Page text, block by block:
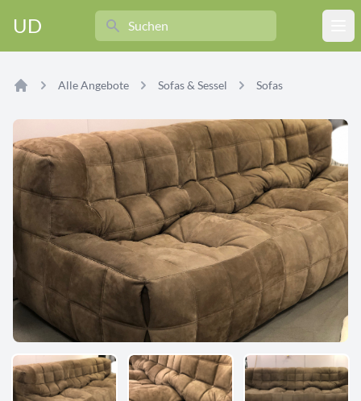
UD
Search
Alle Angebote Sofas & Sessel Sofas